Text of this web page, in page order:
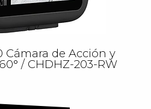
Cámara de Acción y
/ CHDHZ-203-RW